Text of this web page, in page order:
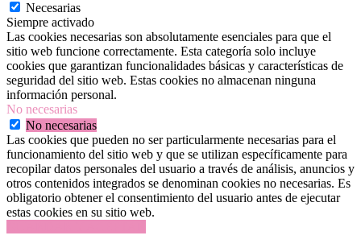
Necesarias
Siempre activado
Las cookies necesarias son absolutamente esenciales para que el
sitio web funcione correctamente. Esta categoría solo incluye
cookies que garantizan funcionalidades básicas y características de
seguridad del sitio web. Estas cookies no almacenan ninguna
información personal.
No necesarias
No necesarias
Las cookies que pueden no ser particularmente necesarias para el
funcionamiento del sitio web y que se utilizan específicamente para
recopilar datos personales del usuario a través de análisis, anuncios y
otros contenidos integrados se denominan cookies no necesarias. Es
obligatorio obtener el consentimiento del usuario antes de ejecutar
estas cookies en su sitio web.